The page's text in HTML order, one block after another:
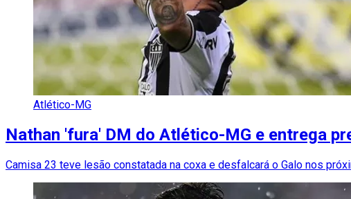
Atlético-MG
Nathan 'fura' DM do Atlético-MG e entrega
Camisa 23 teve lesão constatada na coxa e desfalcará o Galo nos